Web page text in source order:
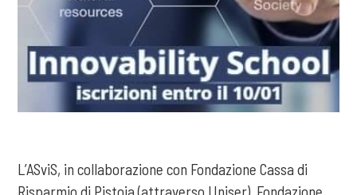
L’ASviS, in collaborazione con Fondazione Cassa di